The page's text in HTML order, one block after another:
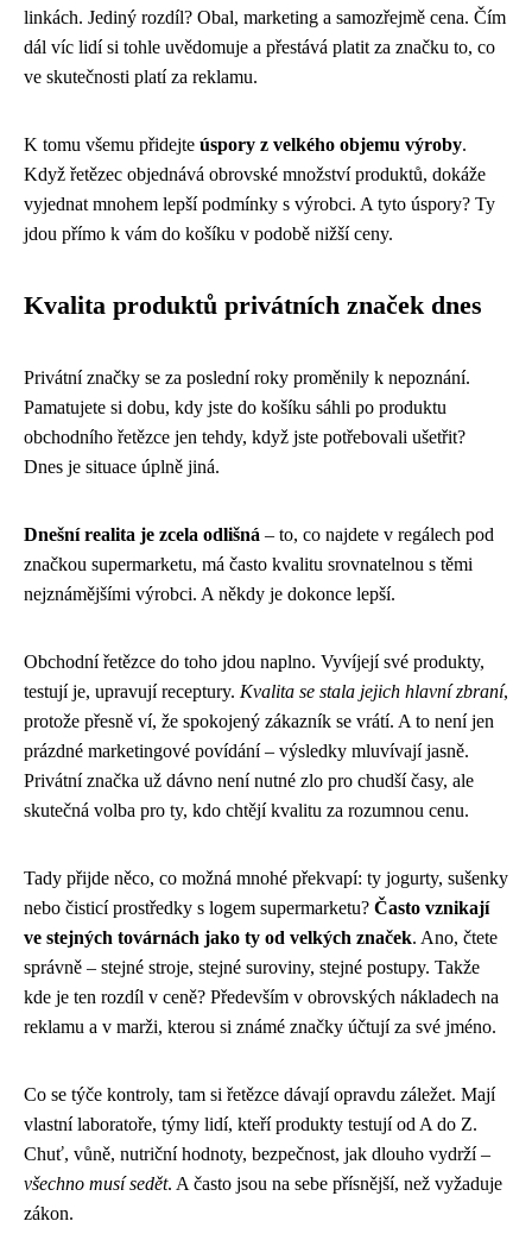
linkách. Jediný rozdíl? Obal, marketing a samozřejmě cena. Čím
dál víc lidí si tohle uvědomuje a přestává platit za značku to, co
ve skutečnosti platí za reklamu.
K tomu všemu přidejte úspory z velkého objemu výroby.
Když řetězec objednává obrovské množství produktů, dokáže
vyjednat mnohem lepší podmínky s výrobci. A tyto úspory? Ty
jdou přímo k vám do košíku v podobě nižší ceny.
Kvalita produktů privátních značek dnes
Privátní značky se za poslední roky proměnily k nepoznání.
Pamatujete si dobu, kdy jste do košíku sáhli po produktu
obchodního řetězce jen tehdy, když jste potřebovali ušetřit?
Dnes je situace úplně jiná.
Dnešní realita je zcela odlišná – to, co najdete v regálech pod
značkou supermarketu, má často kvalitu srovnatelnou s těmi
nejznámějšími výrobci. A někdy je dokonce lepší.
Obchodní řetězce do toho jdou naplno. Vyvíjejí své produkty,
testují je, upravují receptury. Kvalita se stala jejich hlavní zbraní,
protože přesně ví, že spokojený zákazník se vrátí. A to není jen
prázdné marketingové povídání – výsledky mluvívají jasně.
Privátní značka už dávno není nutné zlo pro chudší časy, ale
skutečná volba pro ty, kdo chtějí kvalitu za rozumnou cenu.
Tady přijde něco, co možná mnohé překvapí: ty jogurty, sušenky
nebo čisticí prostředky s logem supermarketu? Často vznikají
ve stejných továrnách jako ty od velkých značek. Ano, čtete
správně – stejné stroje, stejné suroviny, stejné postupy. Takže
kde je ten rozdíl v ceně? Především v obrovských nákladech na
reklamu a v marži, kterou si známé značky účtují za své jméno.
Co se týče kontroly, tam si řetězce dávají opravdu záležet. Mají
vlastní laboratoře, týmy lidí, kteří produkty testují od A do Z.
Chuť, vůně, nutriční hodnoty, bezpečnost, jak dlouho vydrží –
všechno musí sedět. A často jsou na sebe přísnější, než vyžaduje
zákon.